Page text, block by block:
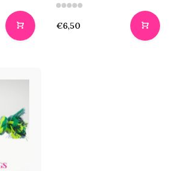
€6,50